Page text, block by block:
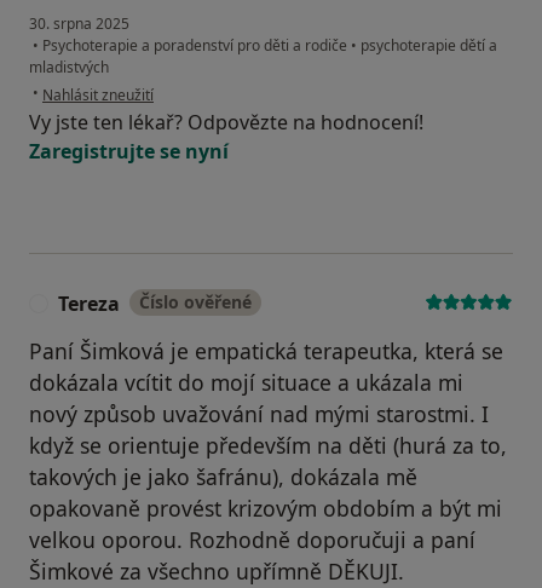
30. srpna 2025
• Psychoterapie a poradenství pro děti a rodiče • psychoterapie dětí a
mladistvých
• podle názoru uživatele MV
Nahlásit zneužití
Vy jste ten lékař? Odpovězte na hodnocení!
Zaregistrujte se nyní
Tereza Číslo ověřené
Paní Šimková je empatická terapeutka, která se
dokázala vcítit do mojí situace a ukázala mi
nový způsob uvažování nad mými starostmi. I
když se orientuje především na děti (hurá za to,
takových je jako šafránu), dokázala mě
opakovaně provést krizovým obdobím a být mi
velkou oporou. Rozhodně doporučuji a paní
Šimkové za všechno upřímně DĚKUJI.